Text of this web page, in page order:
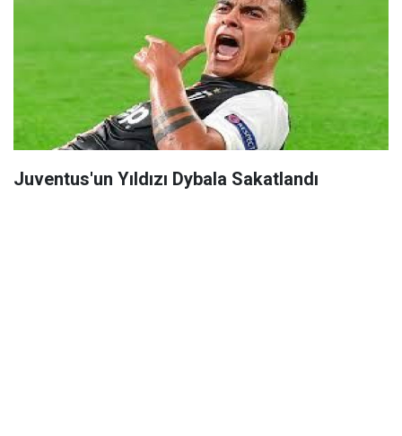
Juventus'un Yıldızı Dybala Sakatlandı